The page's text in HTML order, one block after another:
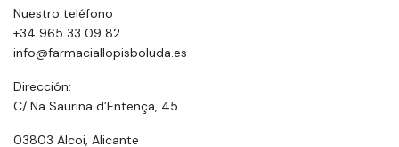
Nuestro teléfono
+34 965 33 09 82
info@farmaciallopisboluda.es
Dirección:
C/ Na Saurina d’Entença, 45
03803 Alcoi, Alicante